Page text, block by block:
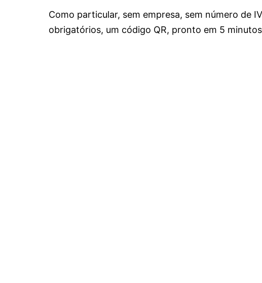
Como particular, sem empresa, sem número de
obrigatórios, um código QR, pronto em 5